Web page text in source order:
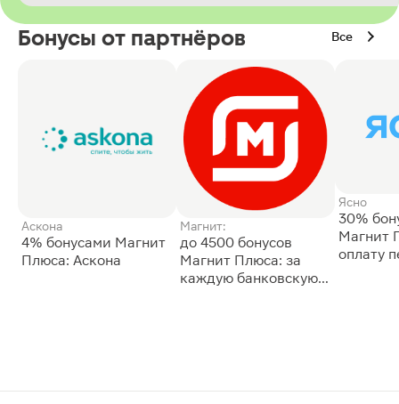
Бонусы от партнёров Все
Аскона
4% бонусами Магнит
Плюса: Аскона
Магнит:
до 4500 бонусов
Магнит Плюса: за
каждую банковскую
Ясно
30%
Магнит
оплату